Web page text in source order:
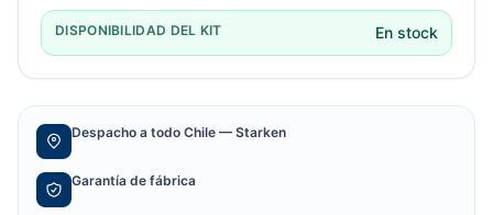
DISPONIBILIDAD DEL KIT En stock
Despacho a todo Chile — Starken
Garantía de fábrica